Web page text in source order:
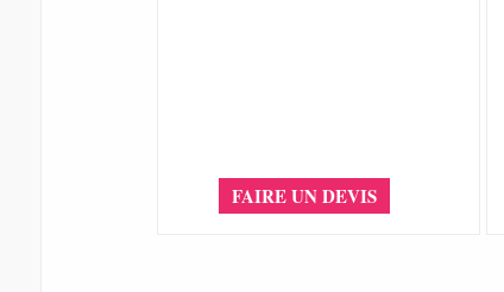
FAIRE UN DEVIS